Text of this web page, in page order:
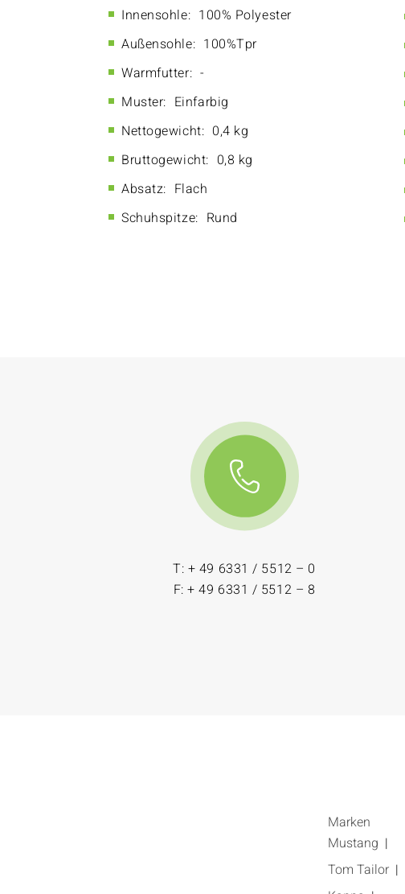
Innensohle: 100% Polyester
Außensohle: 100%Tpr
Warmfutter: -
Muster: Einfarbig
Nettogewicht: 0,4 kg
Bruttogewicht: 0,8 kg
Absatz: Flach
Schuhspitze: Rund
T: + 49 6331 / 5512 – 0
F: + 49 6331 / 5512 – 8
Marken
Mustang
Tom Tailor